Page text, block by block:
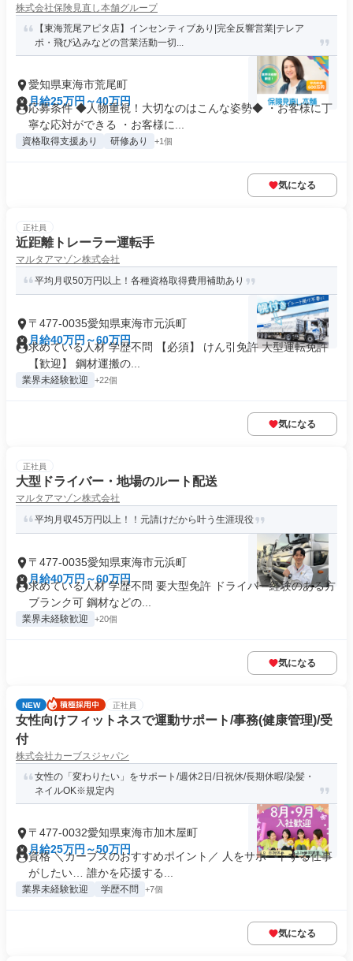
株式会社保険見直し本舗グループ
【東海荒尾アピタ店】インセンティブあり|完全反響営業|テレア
ポ・飛び込みなどの営業活動一切...
愛知県東海市荒尾町
月給25万円～40万円
応募条件 ◆人物重視！大切なのはこんな姿勢◆ ・お客様に丁
寧な応対ができる ・お客様に...
資格取得支援あり 研修あり +1個
気になる
正社員
近距離トレーラー運転手
マルタアマゾン株式会社
平均月収50万円以上！各種資格取得費用補助あり
〒477-0035愛知県東海市元浜町
月給40万円～60万円
求めている人材 学歴不問 【必須】 けん引免許 大型運転免許
【歓迎】 鋼材運搬の...
業界未経験歓迎 +22個
気になる
正社員
大型ドライバー・地場のルート配送
マルタアマゾン株式会社
平均月収45万円以上！！元請けだから叶う生涯現役
〒477-0035愛知県東海市元浜町
月給40万円～60万円
求めている人材 学歴不問 要大型免許 ドライバー経験のある方
ブランク可 鋼材などの...
業界未経験歓迎 +20個
気になる
NEW 正社員
女性向けフィットネスで運動サポート/事務(健康管理)/受
付
株式会社カーブスジャパン
女性の「変わりたい」をサポート/週休2日/日祝休/長期休暇/染髪・
ネイルOK※規定内
〒477-0032愛知県東海市加木屋町
月給25万円～50万円
資格 ＼カーブスのおすすめポイント／ 人をサポートする仕事
がしたい… 誰かを応援する...
業界未経験歓迎 学歴不問 +7個
気になる